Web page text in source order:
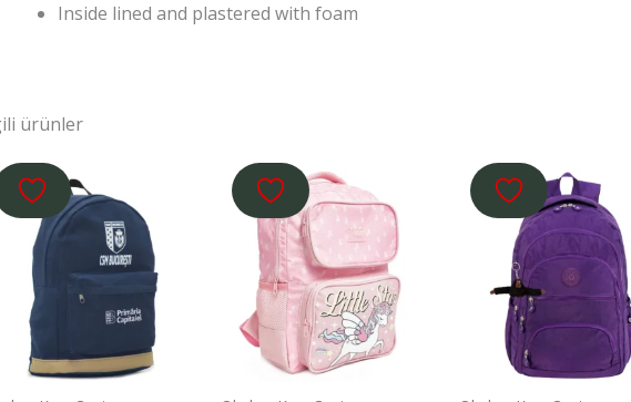
Inside lined and plastered with foam
ürünler